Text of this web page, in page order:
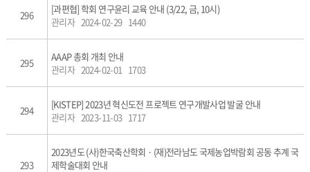
296
[과편협] 학회 연구윤리 교육 안내 (3/22, 금, 10시)
관리자 2024-02-29 1440
295
AAAP 총회 개최 안내
관리자 2024-02-01 1703
294
[KISTEP] 2023년 혁신도전 프로젝트 연구개발사업 발굴 안내
관리자 2023-11-03 1717
293
2023년도 (사)한국축산학회 · (재)전라남도 국제농업박람회 공동 추계 국
제학술대회 안내